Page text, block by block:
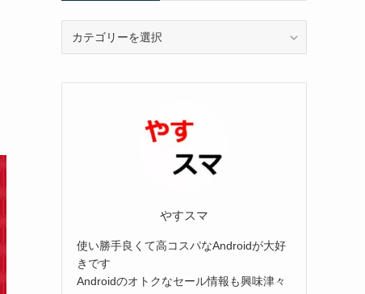
リ
やすスマ
使い勝手良くて高コスパなAndroidが大好
きです
Androidのオトクなセール情報も興味津々